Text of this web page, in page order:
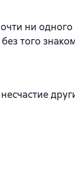
ни
того